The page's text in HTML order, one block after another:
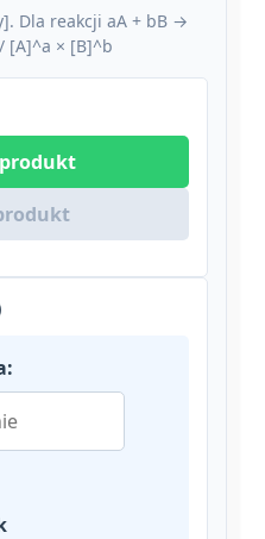
Dla reakcji aA + bB →
[A]^a × [B]^b